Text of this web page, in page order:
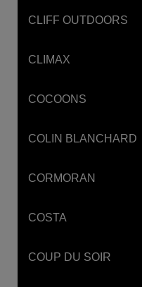
CLIFF OUTDOORS
CLIMAX
COCOONS
COLIN BLANCHARD
CORMORAN
COSTA
COUP DU SOIR